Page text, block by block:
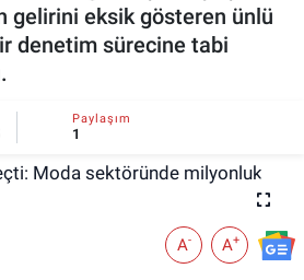
gelirini eksik gösteren ünlü
denetim sürecine tabi
Paylaşım
1
A- A+
ECZANELER
İçerikleri